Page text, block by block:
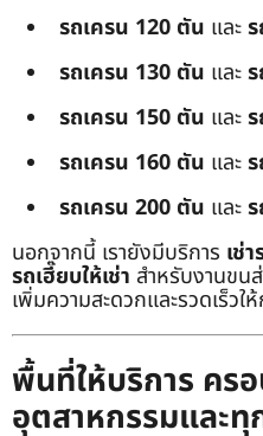
รถเครน 120 ตัน และ
รถเครน 130 ตัน และ
รถเครน 150 ตัน และ
รถเครน 160 ตัน และ
รถเครน 200 ตัน และ
นอกจากนี้ เรายังมีบริการ เช่
รถเฮี๊ยบให้เช่า สำหรับงานขน
เพิ่มความสะดวกและรวดเร็ว
พื้นที่ให้บริการ คร
อุตสาหกรรมและทุ